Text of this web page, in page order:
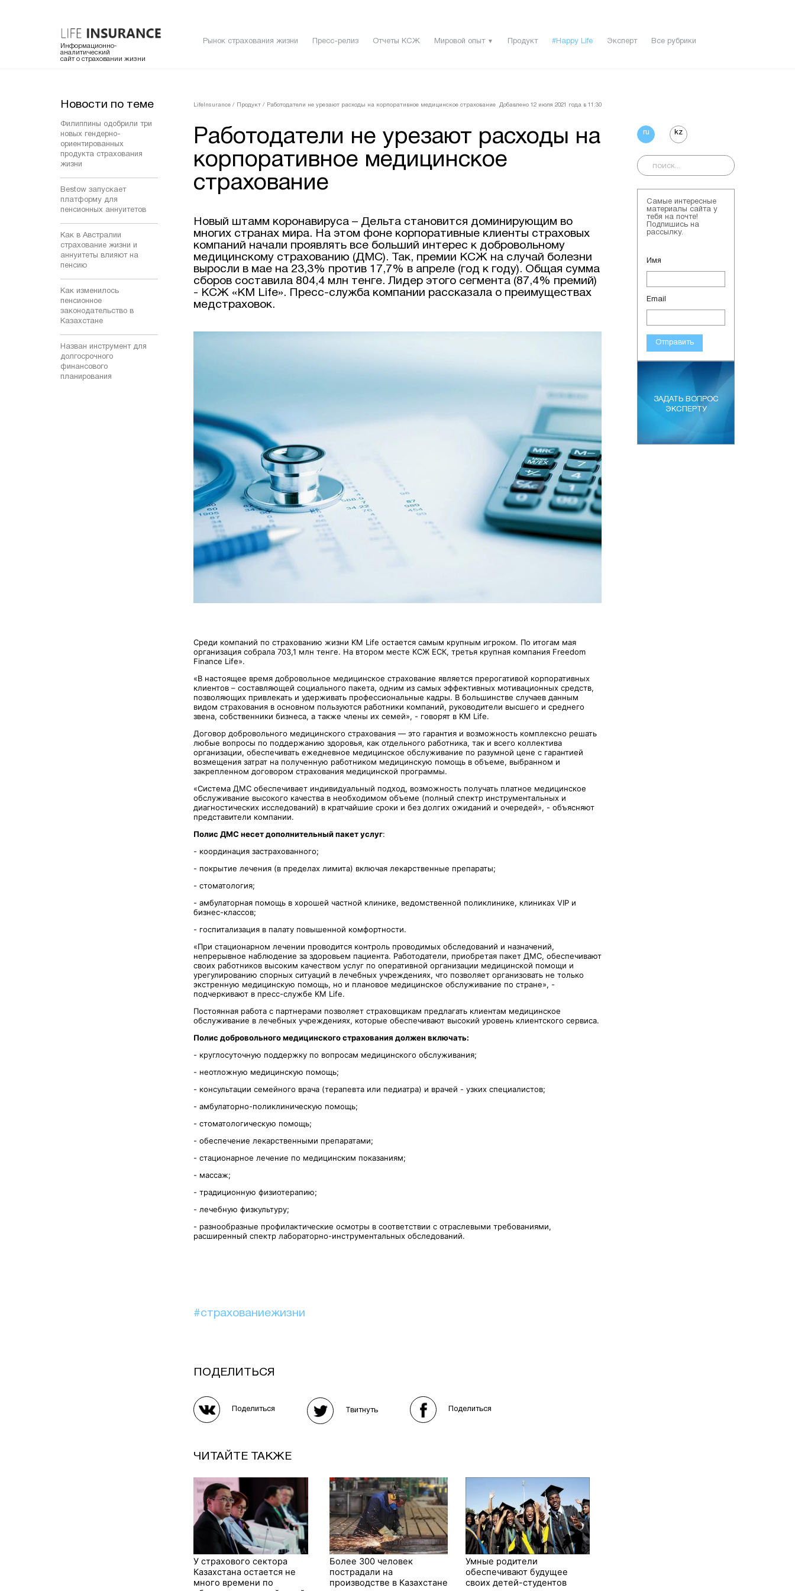
Информационно-
аналитический
сайт о страховании жизни
Рынок страхования жизни Пресс-релиз Отчеты КСЖ Мировой опыт ▼ Продукт #Happy Life Эксперт Все рубрики
Новости по теме
Филиппины одобрили три
новых гендерно-
ориентированных
продукта страхования
жизни
Bestow запускает
платформу для
пенсионных аннуитетов
Как в Австралии
страхование жизни и
аннуитеты влияют на
пенсию
Как изменилось
пенсионное
законодательство в
Казахстане
Назван инструмент для
долгосрочного
финансового
планирования
LifeInsurance / Продукт / Работодатели не урезают расходы на корпоративное медицинское страхование Добавлено 12 июля 2021 года в 11:30
Работодатели не урезают расходы на
корпоративное медицинское
страхование
Новый штамм коронавируса – Дельта становится доминирующим во
многих странах мира. На этом фоне корпоративные клиенты страховых
компаний начали проявлять все больший интерес к добровольному
медицинскому страхованию (ДМС). Так, премии КСЖ на случай болезни
выросли в мае на 23,3% против 17,7% в апреле (год к году). Общая сумма
сборов составила 804,4 млн тенге. Лидер этого сегмента (87,4% премий)
- КСЖ «KM Life». Пресс-служба компании рассказала о преимуществах
медстраховок.
Среди компаний по страхованию жизни KM Life остается самым крупным игроком. По итогам мая
организация собрала 703,1 млн тенге. На втором месте КСЖ ЕСК, третья крупная компания Freedom
Finance Life».
«В настоящее время добровольное медицинское страхование является прерогативой корпоративных
клиентов – составляющей социального пакета, одним из самых эффективных мотивационных средств,
позволяющих привлекать и удерживать профессиональные кадры. В большинстве случаев данным
видом страхования в основном пользуются работники компаний, руководители высшего и среднего
звена, собственники бизнеса, а также члены их семей», - говорят в KM Life.
Договор добровольного медицинского страхования — это гарантия и возможность комплексно решать
любые вопросы по поддержанию здоровья, как отдельного работника, так и всего коллектива
организации, обеспечивать ежедневное медицинское обслуживание по разумной цене с гарантией
возмещения затрат на полученную работником медицинскую помощь в объеме, выбранном и
закрепленном договором страхования медицинской программы.
«Система ДМС обеспечивает индивидуальный подход, возможность получать платное медицинское
обслуживание высокого качества в необходимом объеме (полный спектр инструментальных и
диагностических исследований) в кратчайшие сроки и без долгих ожиданий и очередей», - объясняют
представители компании.
Полис ДМС несет дополнительный пакет услуг:
- координация застрахованного;
- покрытие лечения (в пределах лимита) включая лекарственные препараты;
- стоматология;
- амбулаторная помощь в хорошей частной клинике, ведомственной поликлинике, клиниках VIP и
бизнес-классов;
- госпитализация в палату повышенной комфортности.
«При стационарном лечении проводится контроль проводимых обследований и назначений,
непрерывное наблюдение за здоровьем пациента. Работодатели, приобретая пакет ДМС, обеспечивают
своих работников высоким качеством услуг по оперативной организации медицинской помощи и
урегулированию спорных ситуаций в лечебных учреждениях, что позволяет организовать не только
экстренную медицинскую помощь, но и плановое медицинское обслуживание по стране», -
подчеркивают в пресс-службе KM Life.
Постоянная работа с партнерами позволяет страховщикам предлагать клиентам медицинское
обслуживание в лечебных учреждениях, которые обеспечивают высокий уровень клиентского сервиса.
Полис добровольного медицинского страхования должен включать:
- круглосуточную поддержку по вопросам медицинского обслуживания;
- неотложную медицинскую помощь;
- консультации семейного врача (терапевта или педиатра) и врачей - узких специалистов;
- амбулаторно-поликлиническую помощь;
- стоматологическую помощь;
- обеспечение лекарственными препаратами;
- стационарное лечение по медицинским показаниям;
- массаж;
- традиционную физиотерапию;
- лечебную физкультуру;
- разнообразные профилактические осмотры в соответствии с отраслевыми требованиями,
расширенный спектр лабораторно-инструментальных обследований.
#страхованиежизни
ПОДЕЛИТЬСЯ
Поделиться Твитнуть Поделиться
ЧИТАЙТЕ ТАКЖЕ
У страхового сектора
Казахстана остается не
много времени по
Более 300 человек
пострадали на
производстве в Казахстане
Умные родители
обеспечивают будущее
своих детей-студентов
ru kz
Самые интересные
материалы сайта у
тебя на почте!
Подпишись на
рассылку.
Имя
Email
Отправить
ЗАДАТЬ ВОПРОС
ЭКСПЕРТУ